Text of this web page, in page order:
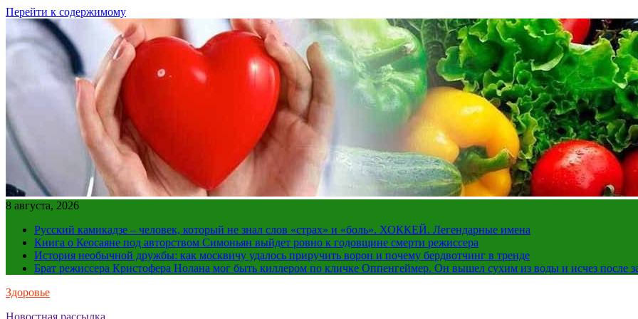
Перейти к содержимому
8 августа, 2026
Русский камикадзе – человек, который не знал слов «страх» и «боль». ХОККЕЙ. Легендарные имена
Книга о Кеосаяне под авторством Симоньян выйдет ровно к годовщине смерти режиссера
История необычной дружбы: как москвичу удалось приручить ворон и почему бердвотчинг в тренде
Брат режиссера Кристофера Нолана мог быть киллером по кличке Оппенгеймер. Он вышел сухим из воды и исчез после
Здоровье
Новостная рассылка